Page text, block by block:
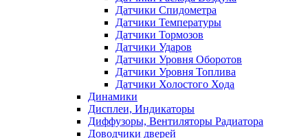
Датчики Спидометра
Датчики Температуры
Датчики Тормозов
Датчики Ударов
Датчики Уровня Оборотов
Датчики Уровня Топлива
Датчики Холостого Хода
Динамики
Дисплеи, Индикаторы
Диффузоры, Вентиляторы Радиатора
Доводчики дверей